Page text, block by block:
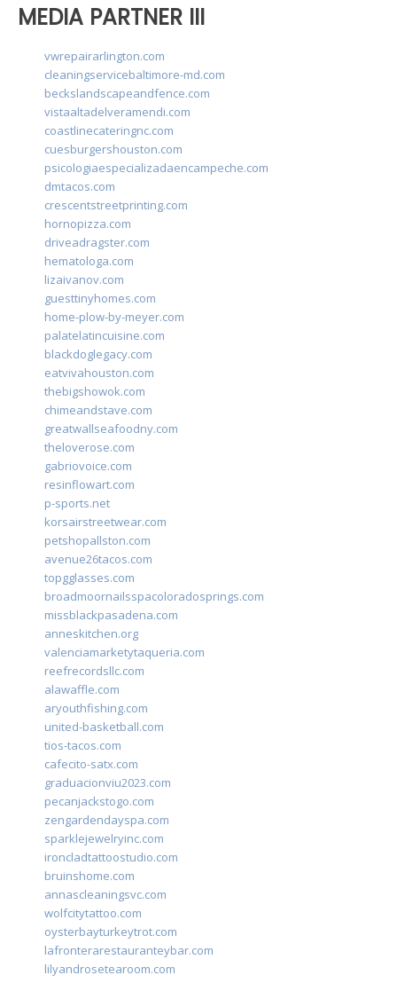
MEDIA PARTNER III
vwrepairarlington.com
cleaningservicebaltimore-md.com
beckslandscapeandfence.com
vistaaltadelveramendi.com
coastlinecateringnc.com
cuesburgershouston.com
psicologiaespecializadaencampeche.com
dmtacos.com
crescentstreetprinting.com
hornopizza.com
driveadragster.com
hematologa.com
lizaivanov.com
guesttinyhomes.com
home-plow-by-meyer.com
palatelatincuisine.com
blackdoglegacy.com
eatvivahouston.com
thebigshowok.com
chimeandstave.com
greatwallseafoodny.com
theloverose.com
gabriovoice.com
resinflowart.com
p-sports.net
korsairstreetwear.com
petshopallston.com
avenue26tacos.com
topgglasses.com
broadmoornailsspacoloradosprings.com
missblackpasadena.com
anneskitchen.org
valenciamarketytaqueria.com
reefrecordsllc.com
alawaffle.com
aryouthfishing.com
united-basketball.com
tios-tacos.com
cafecito-satx.com
graduacionviu2023.com
pecanjackstogo.com
zengardendayspa.com
sparklejewelryinc.com
ironcladtattoostudio.com
bruinshome.com
annascleaningsvc.com
wolfcitytattoo.com
oysterbayturkeytrot.com
lafronterarestauranteybar.com
lilyandrosetearoom.com